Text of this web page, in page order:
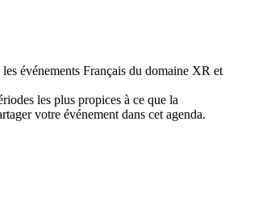
événements Français du domaine XR et
les plus propices à ce que la
votre événement dans cet agenda.